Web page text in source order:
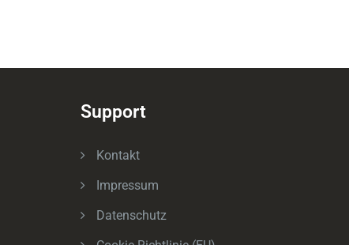
Support
Kontakt
Impressum
Datenschutz